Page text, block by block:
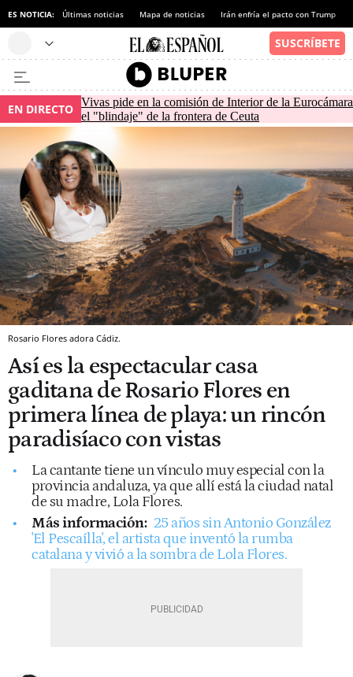
ES NOTICIA: Últimas noticias Mapa de noticias Irán enfría el pacto con Trump
EN DIRECTO Vivas pide en la comisión de Interior de la Eurocámara
el "blindaje" de la frontera de Ceuta
Rosario Flores adora Cádiz.
Así es la espectacular casa
gaditana de Rosario Flores en
primera línea de playa: un rincón
paradisíaco con vistas
La cantante tiene un vínculo muy especial con la
provincia andaluza, ya que allí está la ciudad natal
de su madre, Lola Flores.
Más información: 25 años sin Antonio González
'El Pescaílla', el artista que inventó la rumba
catalana y vivió a la sombra de Lola Flores.